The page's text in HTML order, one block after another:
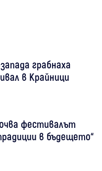
грабнаха
в Крайници
фестивалът
в бъдещето“